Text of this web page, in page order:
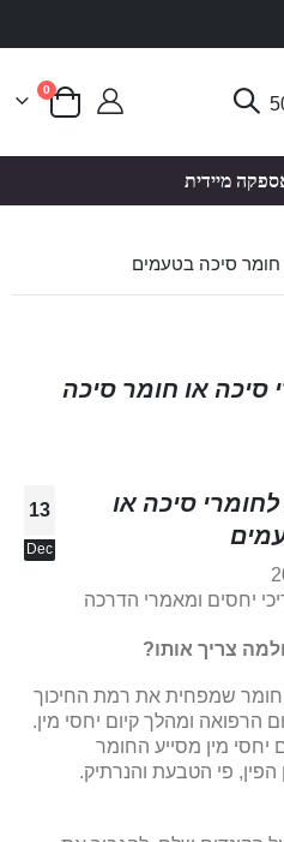
סל קניות
0פריטים
לאספקה מיידית
חומר סיכה בטעמים
או חומר סיכה
13
Dec
סיכה או
יחסים ומאמרי הדרכה
צריך אותו?
חומר שמפחית את רמת החיכוך
הרפואה ומהלך קיום יחסי מין.
יחסי מין מסייע החומר
פי הטבעת והנרתיק.